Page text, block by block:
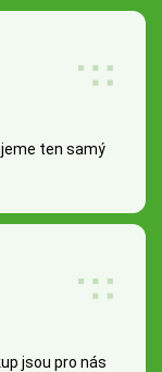
ten samý
jsou pro nás